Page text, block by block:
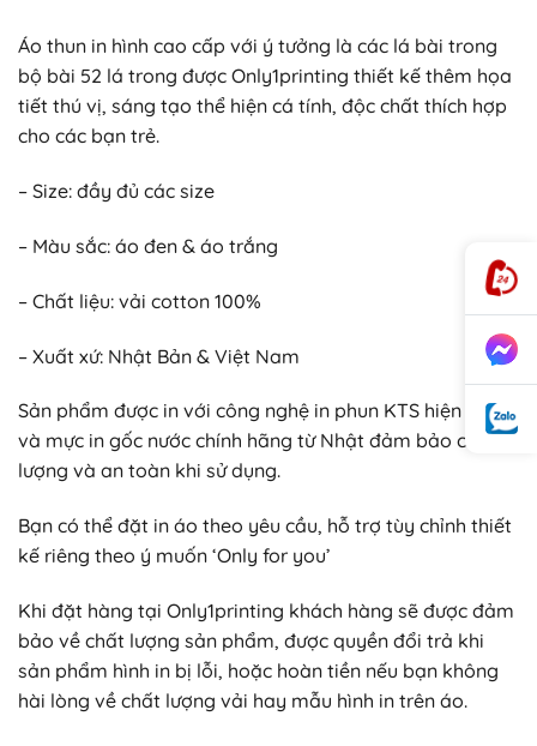
Áo thun in hình cao cấp với ý tưởng là các lá bài trong
bộ bài 52 lá trong được Only1printing thiết kế thêm họa
tiết thú vị, sáng tạo thể hiện cá tính, độc chất thích hợp
cho các bạn trẻ.
– Size: đầy đủ các size
– Màu sắc: áo đen & áo trắng
– Chất liệu: vải cotton 100%
– Xuất xứ: Nhật Bản & Việt Nam
Sản phẩm được in với công nghệ in phun KTS hiện đại
và mực in gốc nước chính hãng từ Nhật đảm bảo chất
lượng và an toàn khi sử dụng.
Bạn có thể đặt in áo theo yêu cầu, hỗ trợ tùy chỉnh thiết
kế riêng theo ý muốn ‘Only for you’
Khi đặt hàng tại Only1printing khách hàng sẽ được đảm
bảo về chất lượng sản phẩm, được quyền đổi trả khi
sản phẩm hình in bị lỗi, hoặc hoàn tiền nếu bạn không
hài lòng về chất lượng vải hay mẫu hình in trên áo.